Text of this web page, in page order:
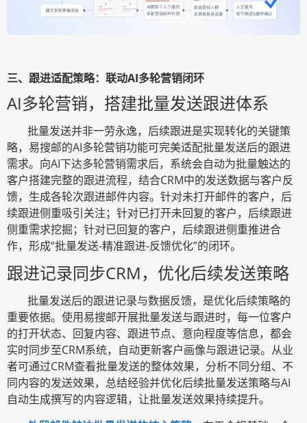
三、跟进适配策略：联动AI多轮营销闭环
AI多轮营销，搭建批量发送跟进体系
批量发送并非一劳永逸，后续跟进是实现转化的关键策
略，易搜邮的AI多轮营销功能可完美适配批量发送后的跟进
需求。向AI下达多轮营销需求后，系统会自动为批量触达的
客户搭建完整的跟进流程，结合CRM中的发送数据与客户反
馈，生成各轮次跟进邮件内容。针对未打开邮件的客户，后
续跟进侧重吸引关注；针对已打开未回复的客户，后续跟进
侧重需求挖掘；针对已回复的客户，后续跟进侧重推进合
作，形成“批量发送-精准跟进-反馈优化”的闭环。
跟进记录同步CRM，优化后续发送策略
批量发送后的跟进记录与数据反馈，是优化后续策略的
重要依据。使用易搜邮开展批量发送与跟进时，每一位客户
的打开状态、回复内容、跟进节点、意向程度等信息，都会
实时同步至CRM系统，自动更新客户画像与跟进记录。从业
者可通过CRM查看批量发送的整体效果，分析不同分组、不
同内容的发送效果，总结经验并优化后续批量发送策略与AI
自动生成撰写的内容逻辑，让批量发送效果持续提升。